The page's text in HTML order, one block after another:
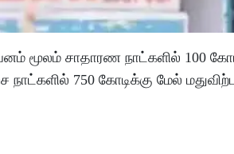
மூலம் சாதாரண நாட்களில் 100
நாட்களில் 750 கோடிக்கு மேல்